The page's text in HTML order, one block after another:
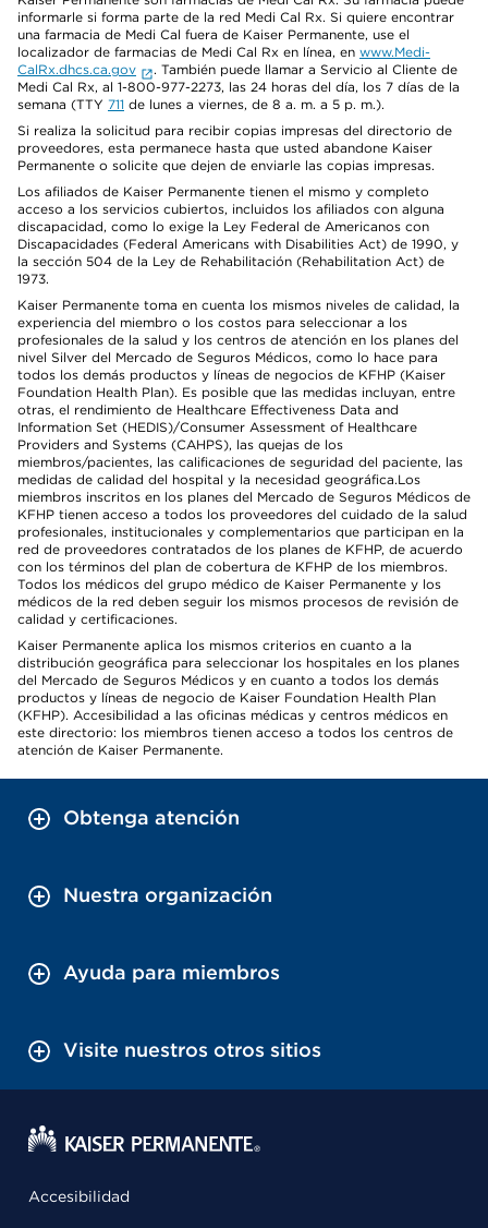
informarle si forma parte de la red Medi Cal Rx. Si quiere encontrar
una farmacia de Medi Cal fuera de Kaiser Permanente, use el
localizador de farmacias de Medi Cal Rx en línea, en www.Medi-
CalRx.dhcs.ca.gov
. También puede llamar a Servicio al Cliente de
Medi Cal Rx, al 1-800-977-2273, las 24 horas del día, los 7 días de la
semana (TTY 711 de lunes a viernes, de 8 a. m. a 5 p. m.).
Si realiza la solicitud para recibir copias impresas del directorio de
proveedores, esta permanece hasta que usted abandone Kaiser
Permanente o solicite que dejen de enviarle las copias impresas.
Los afiliados de Kaiser Permanente tienen el mismo y completo
acceso a los servicios cubiertos, incluidos los afiliados con alguna
discapacidad, como lo exige la Ley Federal de Americanos con
Discapacidades (Federal Americans with Disabilities Act) de 1990, y
la sección 504 de la Ley de Rehabilitación (Rehabilitation Act) de
1973.
Kaiser Permanente toma en cuenta los mismos niveles de calidad, la
experiencia del miembro o los costos para seleccionar a los
profesionales de la salud y los centros de atención en los planes del
nivel Silver del Mercado de Seguros Médicos, como lo hace para
todos los demás productos y líneas de negocios de KFHP (Kaiser
Foundation Health Plan). Es posible que las medidas incluyan, entre
otras, el rendimiento de Healthcare Effectiveness Data and
Information Set (HEDIS)/Consumer Assessment of Healthcare
Providers and Systems (CAHPS), las quejas de los
miembros/pacientes, las calificaciones de seguridad del paciente, las
medidas de calidad del hospital y la necesidad geográfica.Los
miembros inscritos en los planes del Mercado de Seguros Médicos de
KFHP tienen acceso a todos los proveedores del cuidado de la salud
profesionales, institucionales y complementarios que participan en la
red de proveedores contratados de los planes de KFHP, de acuerdo
con los términos del plan de cobertura de KFHP de los miembros.
Todos los médicos del grupo médico de Kaiser Permanente y los
médicos de la red deben seguir los mismos procesos de revisión de
calidad y certificaciones.
Kaiser Permanente aplica los mismos criterios en cuanto a la
distribución geográfica para seleccionar los hospitales en los planes
del Mercado de Seguros Médicos y en cuanto a todos los demás
productos y líneas de negocio de Kaiser Foundation Health Plan
(KFHP). Accesibilidad a las oficinas médicas y centros médicos en
este directorio: los miembros tienen acceso a todos los centros de
atención de Kaiser Permanente.
Obtenga atención
Nuestra organización
Ayuda para miembros
Visite nuestros otros sitios
Accesibilidad